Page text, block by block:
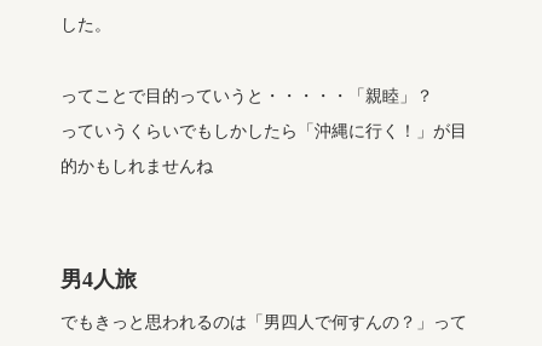
した。
ってことで目的っていうと・・・・・「親睦」？
っていうくらいでもしかしたら「沖縄に行く！」が目
的かもしれませんね
男4人旅
でもきっと思われるのは「男四人で何すんの？」って